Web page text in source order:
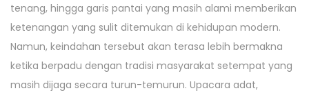
tenang, hingga garis pantai yang masih alami memberikan
ketenangan yang sulit ditemukan di kehidupan modern.
Namun, keindahan tersebut akan terasa lebih bermakna
ketika berpadu dengan tradisi masyarakat setempat yang
masih dijaga secara turun-temurun. Upacara adat,